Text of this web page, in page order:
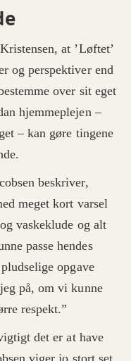
at ’Løftet’
og perspektiver end
over sit eget
hjemmeplejen –
– kan gøre tingene
beskriver,
meget kort varsel
vaskeklude og alt
passe hendes
opgave
på, om vi kunne
respekt.”
det er at have